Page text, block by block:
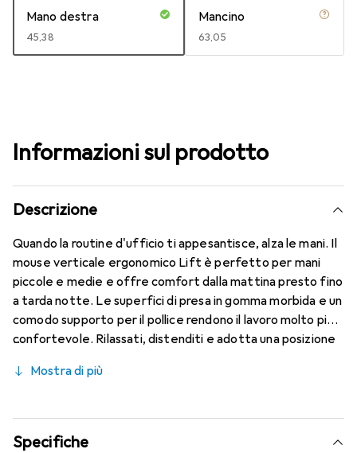
Mano destra
EUR
45,38
Mancino
EUR
63,05
Informazioni sul prodotto
Descrizione
Quando la routine d'ufficio ti appesantisce, alza le mani. Il
mouse verticale ergonomico Lift è perfetto per mani
piccole e medie e offre comfort dalla mattina presto fino
a tarda notte. Le superfici di presa in gomma morbida e un
comodo supporto per il pollice rendono il lavoro molto più
confortevole. Rilassati, distenditi e adotta una posizione
adattate al tuo stile di lavoro, puoi concentrarti dalla
tramite Bluetooth o Logi Bolt e lavora fino a 2 anni con
una sola batteria AA.
Mostra di più
Specifiche